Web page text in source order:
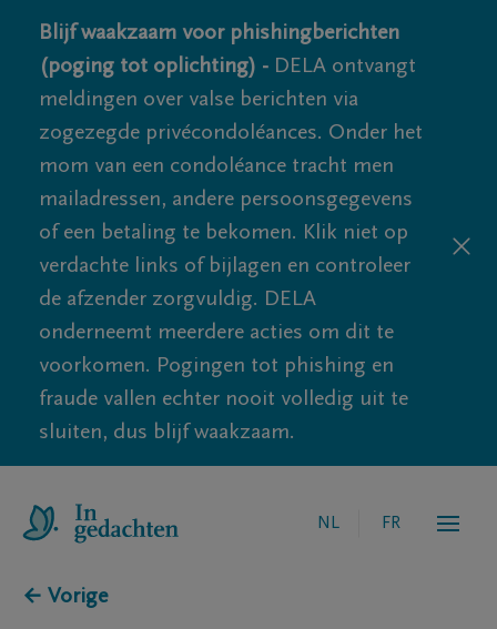
Blijf waakzaam voor phishingberichten
(poging tot oplichting) - DELA ontvangt
meldingen over valse berichten via
zogezegde privécondoléances. Onder het
mom van een condoléance tracht men
mailadressen, andere persoonsgegevens
of een betaling te bekomen. Klik niet op
verdachte links of bijlagen en controleer
de afzender zorgvuldig. DELA
onderneemt meerdere acties om dit te
voorkomen. Pogingen tot phishing en
fraude vallen echter nooit volledig uit te
sluiten, dus blijf waakzaam.
NL FR
← Vorige